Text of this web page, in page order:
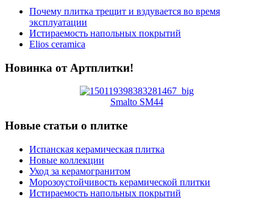
Почему плитка трещит и вздувается во время
эксплуатации
Истираемость напольных покрытий
Elios ceramica
Новинка от Артплитки!
Smalto SM44
Новые статьи о плитке
Испанская керамическая плитка
Новые коллекции
Уход за керамогранитом
Морозоустойчивость керамической плитки
Истираемость напольных покрытий